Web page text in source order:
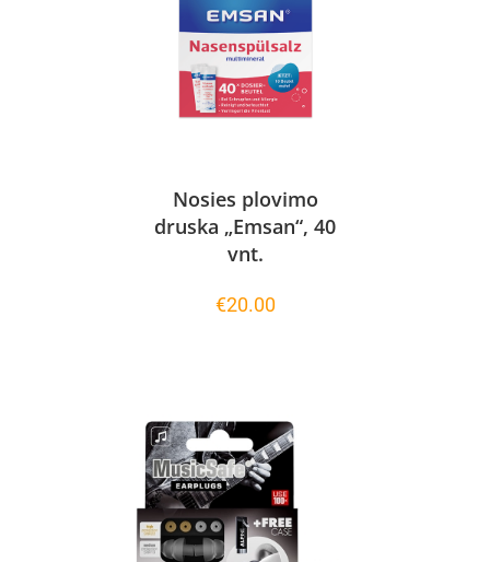
Nosies plovimo
druska „Emsan“, 40
vnt.
€20.00